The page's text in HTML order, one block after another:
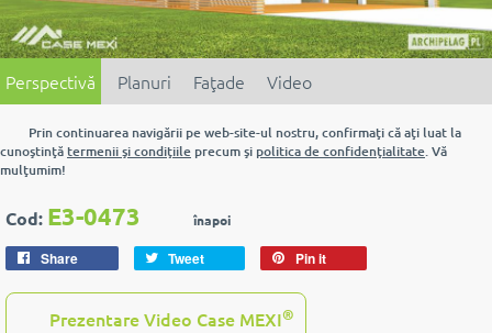
Perspectivă Planuri Faţade Video
Prin continuarea navigării pe web-site-ul nostru, confirmaţi că aţi luat la
cunoştinţătermenii şi condiţiile precum şi politica de confidenţialitate. Vă
mulţumim!
Cod: E3-0473 înapoi
Share Tweet Pin it
Prezentare Video Case MEXI®